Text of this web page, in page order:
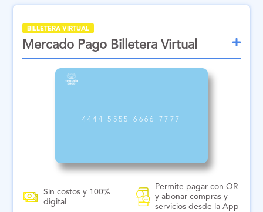
BILLETERA VIRTUAL
Mercado Pago Billetera Virtual
4444 5555 6666 7777
Sin costos y 100%
digital
Permite pagar con QR
y abonar compras y
servicios desde la App